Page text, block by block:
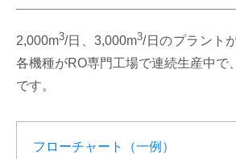
2,000m3/日、3,000m3/日のプラント
各機種がRO専門工場で連続生産中で
です。
フローチャート（一例）